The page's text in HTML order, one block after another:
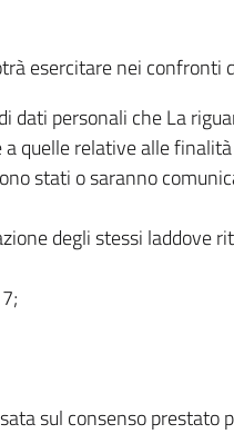
esercitare nei confronti
personali che La
a quelle relative alle
stati o saranno
degli stessi laddove
sul consenso prestato